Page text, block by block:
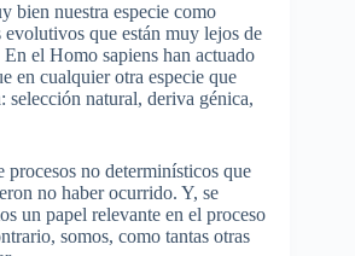
bien nuestra especie como
evolutivos que están muy lejos de
el Homo sapiens han actuado
en cualquier otra especie que
selección natural, deriva génica,
procesos no determinísticos que
no haber ocurrido. Y, se
un papel relevante en el proceso
somos, como tantas otras